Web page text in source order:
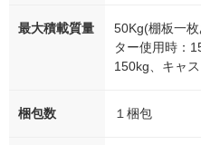
最大積載質量
50Kg(棚板一
ター使用時：
150kg、キャ
梱包数 １梱包